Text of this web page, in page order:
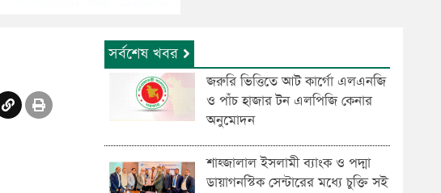
সর্বশেষ খবর
জরুরি ভিত্তিতে আট কার্গো এলএনজি
ও পাঁচ হাজার টন এলপিজি কেনার
অনুমোদন
শাহ্জালাল ইসলামী ব্যাংক ও পদ্মা
ডায়াগনস্টিক সেন্টারের মধ্যে চুক্তি সই